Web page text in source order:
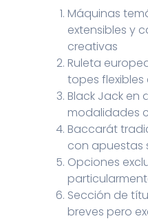
Máquinas
extensibles y
creativas
Ruleta
topes
Black Jack en
modalidades
Baccarát
con apuestas
Opciones
Sección de
breves pero